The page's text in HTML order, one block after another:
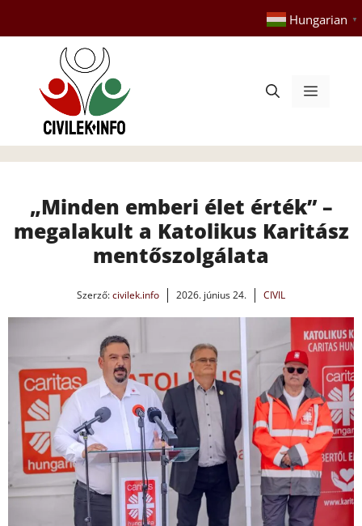
tartalomba
Hungarian ▼
Menü
„Minden emberi élet érték” –
megalakult a Katolikus Karitász
mentőszolgálata
Szerző:civilek.info 2026. június 24. CIVIL